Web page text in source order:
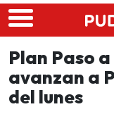
Skip to main content
Plan Paso
avanzan a
del lunes